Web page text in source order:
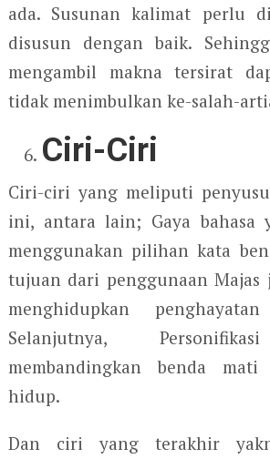
ada. Susunan kalimat perlu
disusun dengan baik.
mengambil makna tersirat
tidak menimbulkan ke-salah-
Ciri-Ciri
Ciri-ciri yang meliputi
ini, antara lain; Gaya bahasa
menggunakan pilihan kata
tujuan dari penggunaan
menghidupkan
Selanjutnya,
membandingkan benda
hidup.
Dan ciri yang terakhir